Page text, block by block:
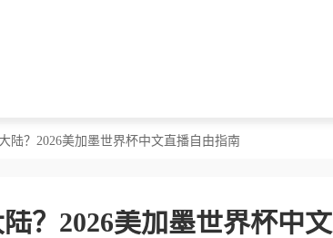
陆？2026美加墨世界杯中文直播自由指南
？2026美加墨世界杯中文